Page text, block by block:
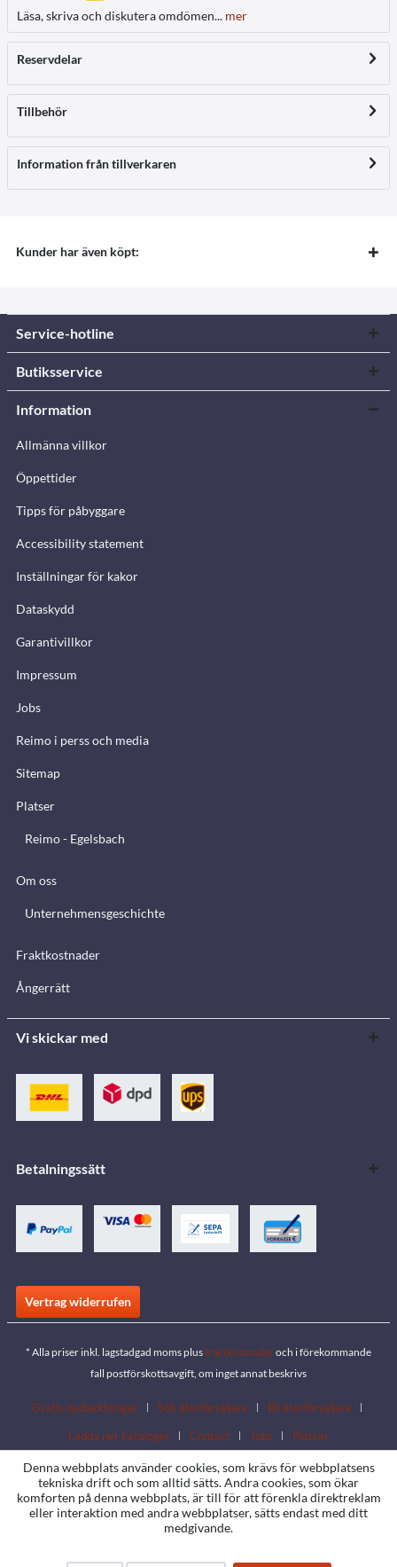
Läsa, skriva och diskutera omdömen... mer
Reservdelar
Tillbehör
Information från tillverkaren
Kunder har även köpt:
Service-hotline
Butiksservice
Information
Allmänna villkor
Öppettider
Tipps för påbyggare
Accessibility statement
Inställningar för kakor
Dataskydd
Garantivillkor
Impressum
Jobs
Reimo i perss och media
Sitemap
Platser
Reimo - Egelsbach
Om oss
Unternehmensgeschichte
Fraktkostnader
Ångerrätt
Vi skickar med
Betalningssätt
Vertrag widerrufen
* Alla priser inkl. lagstadgad moms plusfraktkostnaderoch i förekommande
fall postförskottsavgift, om inget annat beskrivs
Gratis nedladdningar Sök återförsäljare
Bli återförsäljare
Ladda ner kataloger
Contact Jobs Platser
Denna webbplats använder cookies, som krävs för webbplatsens
tekniska drift och som alltid sätts. Andra cookies, som ökar
komforten på denna webbplats, är till för att förenkla direktreklam
eller interaktion med andra webbplatser, sätts endast med ditt
medgivande.